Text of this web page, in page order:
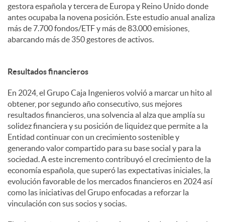
gestora española y tercera de Europa y Reino Unido donde
antes ocupaba la novena posición. Este estudio anual analiza
más de 7.700 fondos/ETF y más de 83.000 emisiones,
abarcando más de 350 gestores de activos.
Resultados financieros
En 2024, el Grupo Caja Ingenieros volvió a marcar un hito al
obtener, por segundo año consecutivo, sus mejores
resultados financieros, una solvencia al alza que amplía su
solidez financiera y su posición de liquidez que permite a la
Entidad continuar con un crecimiento sostenible y
generando valor compartido para su base social y para la
sociedad. A este incremento contribuyó el crecimiento de la
economía española, que superó las expectativas iniciales, la
evolución favorable de los mercados financieros en 2024 así
como las iniciativas del Grupo enfocadas a reforzar la
vinculación con sus socios y socias.